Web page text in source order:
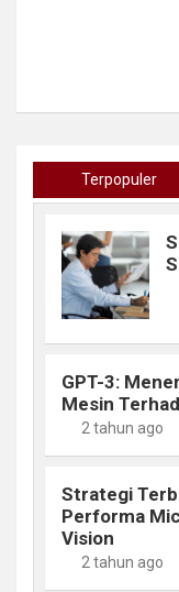
Terpopuler
GPT-3:
Mesin
2 tahun ago
Strategi
Performa
Vision
2 tahun ago